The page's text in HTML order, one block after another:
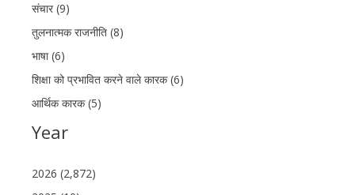
संचार (9)
तुलनात्मक राजनीति (8)
भाषा (6)
शिक्षा को प्रभावित करने वाले कारक (6)
आर्थिक कारक (5)
Year
2026 (2,872)